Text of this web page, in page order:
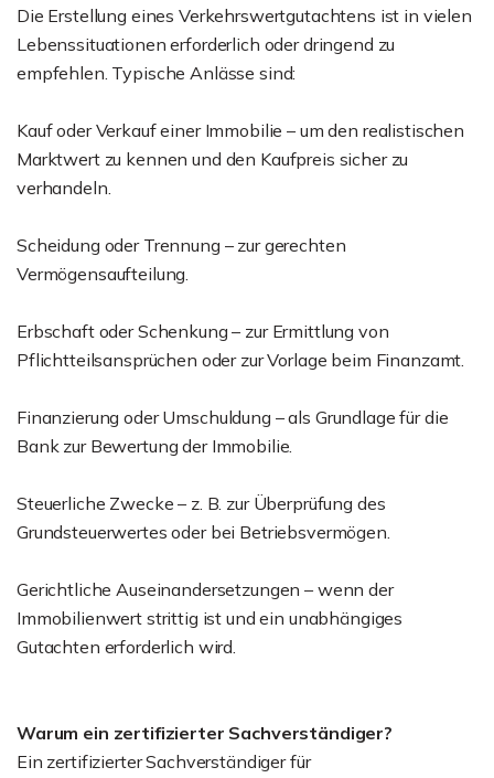
Die Erstellung eines Verkehrswertgutachtens ist in vielen
Lebenssituationen erforderlich oder dringend zu
empfehlen. Typische Anlässe sind:
Kauf oder Verkauf einer Immobilie – um den realistischen
Marktwert zu kennen und den Kaufpreis sicher zu
verhandeln.
Scheidung oder Trennung – zur gerechten
Vermögensaufteilung.
Erbschaft oder Schenkung – zur Ermittlung von
Pflichtteilsansprüchen oder zur Vorlage beim Finanzamt.
Finanzierung oder Umschuldung – als Grundlage für die
Bank zur Bewertung der Immobilie.
Steuerliche Zwecke – z. B. zur Überprüfung des
Grundsteuerwertes oder bei Betriebsvermögen.
Gerichtliche Auseinandersetzungen – wenn der
Immobilienwert strittig ist und ein unabhängiges
Gutachten erforderlich wird.
Warum ein zertifizierter Sachverständiger?
Ein zertifizierter Sachverständiger für